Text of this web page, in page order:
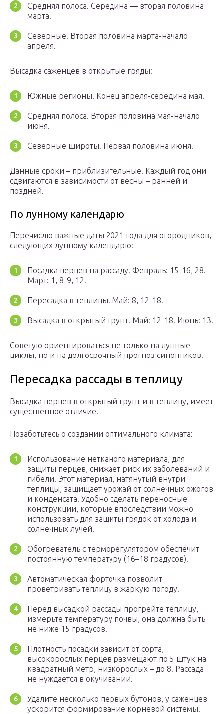
Средняя полоса. Середина — вторая половина
марта.
Северные. Вторая половина марта-начало
апреля.
Высадка саженцев в открытые гряды:
Южные регионы. Конец апреля-середина мая.
Средняя полоса. Вторая половина мая-начало
июня.
Северные широты. Первая половина июня.
Данные сроки – приблизительные. Каждый год они
сдвигаются в зависимости от весны – ранней и
поздней.
По лунному календарю
Перечислю важные даты 2021 года для огородников,
следующих лунному календарю:
Посадка перцев на рассаду. Февраль: 15-16, 28.
Март: 1, 8-9, 12.
Пересадка в теплицы. Май: 8, 12-18.
Высадка в открытый грунт. Май: 12-18. Июнь: 13.
Советую ориентироваться не только на лунные
циклы, но и на долгосрочный прогноз синоптиков.
Пересадка рассады в теплицу
Высадка перцев в открытый грунт и в теплицу, имеет
существенное отличие.
Позаботьтесь о создании оптимального климата:
Использование нетканого материала, для
защиты перцев, снижает риск их заболеваний и
гибели. Этот материал, натянутый внутри
теплицы, защищает урожай от солнечных ожогов
и конденсата. Удобно сделать переносные
конструкции, которые впоследствии можно
использовать для защиты грядок от холода и
солнечных лучей.
Обогреватель с терморегулятором обеспечит
постоянную температуру (16–18 градусов).
Автоматическая форточка позволит
проветривать теплицу в жаркую погоду.
Перед высадкой рассады прогрейте теплицу,
измерьте температуру почвы, она должна быть
не ниже 15 градусов.
Плотность посадки зависит от сорта,
высокорослых перцев размещают по 5 штук на
квадратный метр, низкорослых – до 8. Рассада
не нуждается в окучивании.
Удалите несколько первых бутонов, у саженцев
ускорится формирование корневой системы.